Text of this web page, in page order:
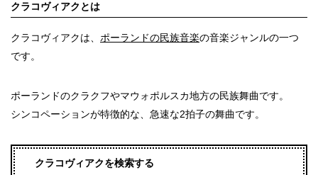
クラコヴィアクとは
クラコヴィアクは、 ポーランドの民族音楽の音楽ジャンルの一つ
です。
ポーランドのクラクフやマウォポルスカ地方の民族舞曲です。
シンコペーションが特徴的な、急速な2拍子の舞曲です。
クラコヴィアクを検索する